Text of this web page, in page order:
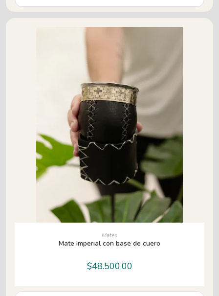
AÑADIR AL CARRITO
Mates
Mate imperial con base de cuero
$48.500,00